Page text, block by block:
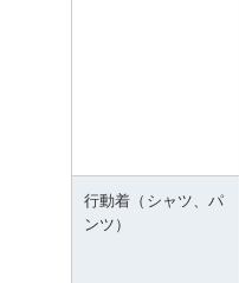
行動着（シャツ、パ
ンツ）